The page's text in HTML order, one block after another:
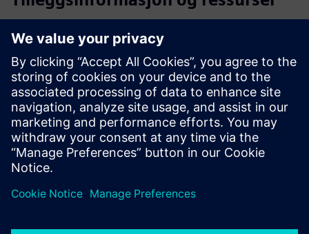
AI-basert bunkerhåndtering for avfall til energi (spinoff av
EDI)
EDI-introduksjon og testemonialer 2024
EDI Human-sentrert generativ Enterprise Intelligence
(oversikt)
Forutsetninger